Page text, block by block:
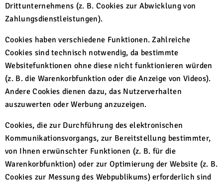
Drittunternehmens (z. B. Cookies zur Abwicklung von
Zahlungsdienstleistungen).
Cookies haben verschiedene Funktionen. Zahlreiche
Cookies sind technisch notwendig, da bestimmte
Websitefunktionen ohne diese nicht funktionieren würden
(z. B. die Warenkorbfunktion oder die Anzeige von Videos).
Andere Cookies dienen dazu, das Nutzerverhalten
auszuwerten oder Werbung anzuzeigen.
Cookies, die zur Durchführung des elektronischen
Kommunikationsvorgangs, zur Bereitstellung bestimmter,
von Ihnen erwünschter Funktionen (z. B. für die
Warenkorbfunktion) oder zur Optimierung der Website (z. B.
Cookies zur Messung des Webpublikums) erforderlich sind